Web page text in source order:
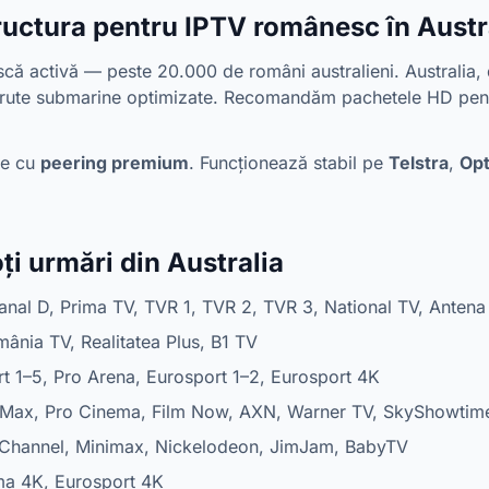
pentru IPTV românesc în
activă — peste 20.000 de români australieni. Australia,
submarine optimizate. Recomandăm pachetele HD
cu peering premium. Funcționează stabil pe Telstra,
urmări din Australia
D, Prima TV, TVR 1, TVR 2, TVR 3, National TV,
TV, Realitatea Plus, B1 TV
1–5, Pro Arena, Eurosport 1–2, Eurosport 4K
Pro Cinema, Film Now, AXN, Warner TV,
Minimax, Nickelodeon, JimJam, BabyTV
4K, Eurosport 4K